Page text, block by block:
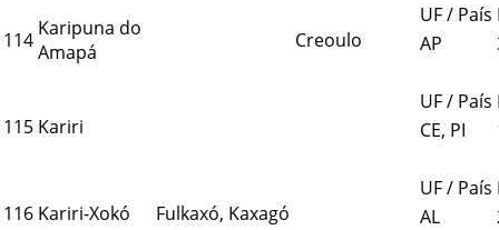
114 Karipuna do
Amapá
Creoulo
UF / País
AP
115 Kariri
UF / País
CE, PI
116 Kariri-Xokó Fulkaxó, Kaxagó
UF / País
AL